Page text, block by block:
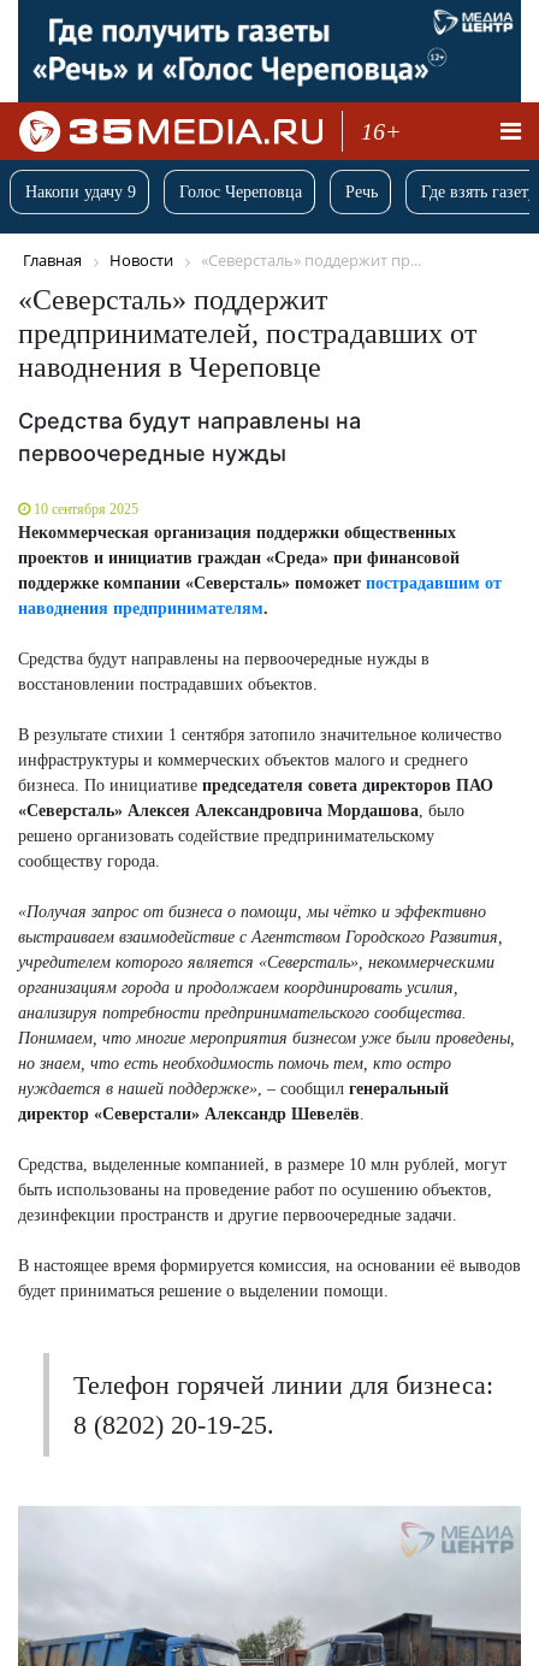
16+
Накопи удачу 9 Голос Череповца Речь Где взять
Главная Новости «Северсталь» поддержит пр...
«Северсталь» поддержит
предпринимателей, пострадавших от
наводнения в Череповце
Средства будут направлены на
первоочередные нужды
10 сентября 2025
Некоммерческая организация поддержки общественных
проектов и инициатив граждан «Среда» при финансовой
поддержке компании «Северсталь» поможет пострадавшим от
наводнения предпринимателям.
Средства будут направлены на первоочередные нужды в
восстановлении пострадавших объектов.
В результате стихии 1 сентября затопило значительное количество
инфраструктуры и коммерческих объектов малого и среднего
бизнеса. По инициативе председателя совета директоров ПАО
«Северсталь» Алексея Александровича Мордашова , было
решено организовать содействие предпринимательскому
сообществу города.
«Получая запрос от бизнеса о помощи, мы чётко и эффективно
выстраиваем взаимодействие с Агентством Городского Развития,
учредителем которого является «Северсталь», некоммерческими
организациям города и продолжаем координировать усилия,
анализируя потребности предпринимательского сообщества.
Понимаем, что многие мероприятия бизнесом уже были проведены,
но знаем, что есть необходимость помочь тем, кто остро
нуждается в нашей поддержке» , – сообщил генеральный
директор «Северстали» Александр Шевелёв
Средства, выделенные компанией, в размере 10 млн рублей, могут
быть использованы на проведение работ по осушению объектов,
дезинфекции пространств и другие первоочередные задачи.
В настоящее время формируется комиссия, на основании её выводов
будет приниматься решение о выделении помощи.
Телефон горячей линии для бизнеса:
8 (8202) 20-19-25.